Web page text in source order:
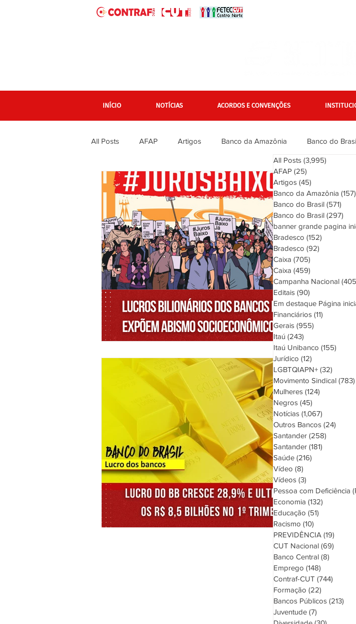
INÍCIO NOTÍCIAS ACORDOS E CONVENÇÕES
All Posts AFAP Artigos Banco da Amazônia Banco do
banner grande pagina inicial Bradesco Bradesco
Em destaque Página inicial Financiários Gerais Itaú
Movimento Sindical Mulheres Negros Notícias
Vídeo Vídeos Pessoa com Deficiência (PCD)
All Posts (3,995)
AFAP (25)
Artigos (45)
Banco da Amazônia (157)
Banco do Brasil (571)
Banco do Brasil (297)
banner grande pagina
Bradesco (152)
Bradesco (92)
Caixa (705)
Caixa (459)
Campanha Nacional
Editais (90)
Em destaque Página
Financiários (11)
Gerais (955)
Itaú (243)
Itaú Unibanco (155)
Jurídico (12)
LGBTQIAPN+ (32)
Movimento Sindical (783)
Mulheres (124)
Negros (45)
Notícias (1,067)
Outros Bancos (24)
Santander (258)
Santander (181)
Saúde (216)
Vídeo (8)
Vídeos (3)
Pessoa com Deficiência
Economia (132)
Educação (51)
Racismo (10)
PREVIDÊNCIA (19)
CUT Nacional (69)
Banco Central (8)
Emprego (148)
Contraf-CUT (744)
Formação (22)
Bancos Públicos (213)
Juventude (7)